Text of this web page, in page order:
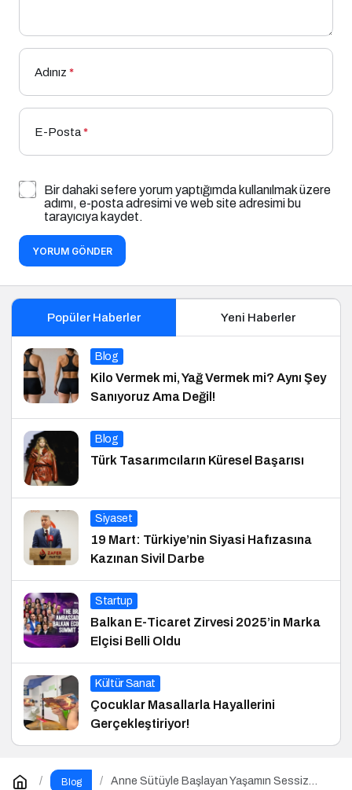
Adınız *
E-Posta*
Bir dahaki sefere yorum yaptığımda kullanılmak üzere
adımı, e-posta adresimi ve web site adresimi bu
tarayıcıya kaydet.
YORUM GÖNDER
Popüler Haberler Yeni Haberler
Blog
Kilo Vermek mi, Yağ Vermek mi? Aynı Şey
Sanıyoruz Ama Değil!
Blog
Türk Tasarımcıların Küresel Başarısı
Siyaset
19 Mart: Türkiye’nin Siyasi Hafızasına
Kazınan Sivil Darbe
Startup
Balkan E-Ticaret Zirvesi 2025’in Marka
Elçisi Belli Oldu
Kültür Sanat
Çocuklar Masallarla Hayallerini
Gerçekleştiriyor!
Blog
Anne Sütüyle Başlayan Yaşamın Sessiz